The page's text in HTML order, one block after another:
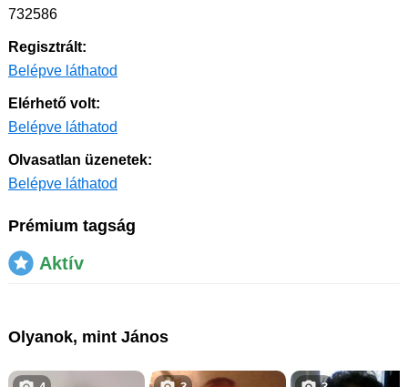
732586
Regisztrált:
Belépve láthatod
Elérhető volt:
Belépve láthatod
Olvasatlan üzenetek:
Belépve láthatod
Prémium tagság
Aktív
Olyanok, mint János